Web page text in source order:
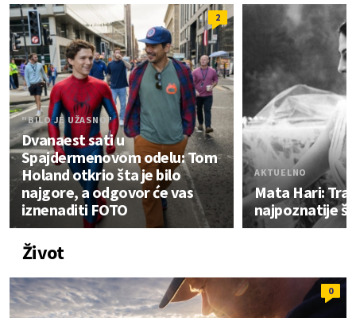
2
"BILO JE UŽASNO"
Dvanaest sati u
Spajdermenovom odelu: Tom
Holand otkrio šta je bilo
najgore, a odgovor će vas
iznenaditi FOTO
AKTUELNO
Mata Hari:
najpoznatije
Život
0